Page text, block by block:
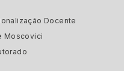
Docente
Moscovici